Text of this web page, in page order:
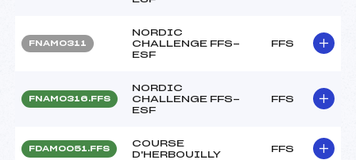
FNAM0311
NORDIC
CHALLENGE FFS-
ESF
FFS
FNAM0316.FFS
NORDIC
CHALLENGE FFS-
ESF
FFS
FDAM0051.FFS
COURSE
D'HERBOUILLY
FFS